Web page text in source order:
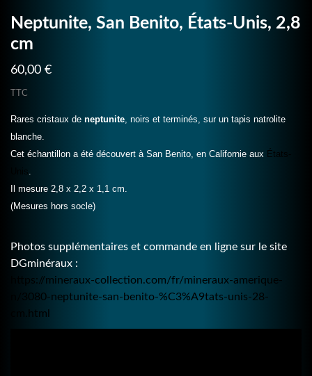
Neptunite, San Benito, États-Unis, 2,8
cm
60,00 €
TTC
Rares cristaux de neptunite , noirs et terminés, sur un tapis natrolite
blanche.
Cet échantillon a été découvert à San Benito, en Californie aux États-
Il mesure 2,8 x 2,2 x 1,1 cm.
(Mesures hors socle)
Photos supplémentaires et commande en ligne sur le site
DGminéraux :
https://mineraux-collection.com/fr/mineraux-amerique-
n/3080-neptunite-san-benito-%C3%A9tats-unis-28-
cm.html